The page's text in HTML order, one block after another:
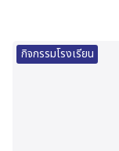
กิจกรรมโรงเรียน